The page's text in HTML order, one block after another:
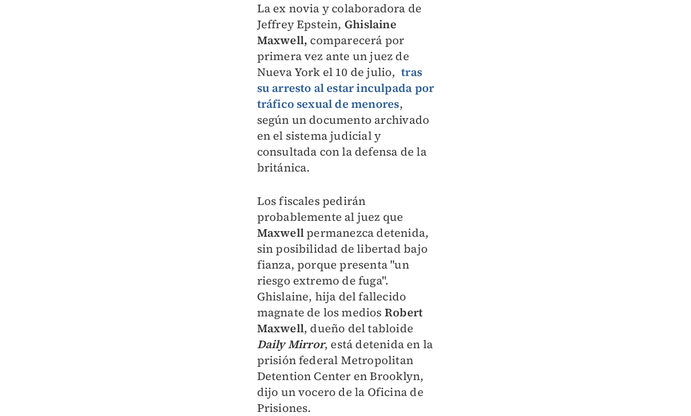
La ex novia y colaboradora de
Jeffrey Epstein, Ghislaine
Maxwell, comparecerá por
primera vez ante un juez de
Nueva York el 10 de julio,tras
su arresto al estar inculpada por
tráfico sexual de menores,
según un documento archivado
en el sistema judicial y
consultada con la defensa de la
británica.
Los fiscales pedirán
probablemente al juez que
Maxwell permanezca detenida,
sin posibilidad de libertad bajo
fianza, porque presenta "un
riesgo extremo de fuga".
Ghislaine, hija del fallecido
magnate de los medios Robert
Maxwell, dueño del tabloide
Daily Mirror, está detenida en la
prisión federal Metropolitan
Detention Center en Brooklyn,
dijo un vocero de la Oficina de
Prisiones.